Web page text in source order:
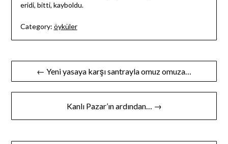
eridi, bitti, kayboldu.
Category: öyküler
Yazı
gezinmesi
← Yeni yasaya karşı santrayla omuz omuza…
Kanlı Pazar’ın ardından… →